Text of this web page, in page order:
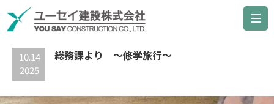
最新の記事
10.14
2025
総務課より ～修学旅行～